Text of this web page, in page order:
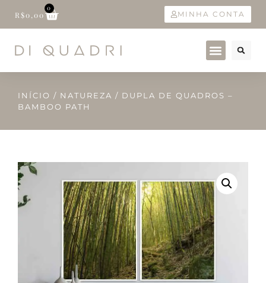
R$0,00
0
MINHA CONTA
INÍCIO / NATUREZA / DUPLA DE QUADROS –
BAMBOO PATH